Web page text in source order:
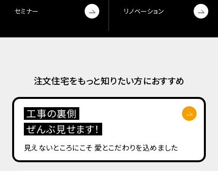
セミナー リノベーション
注文住宅をもっと知りたい方におすすめ
工事の裏側
ぜんぶ見せます！
見えないところにこそ 愛とこだわりを込めました